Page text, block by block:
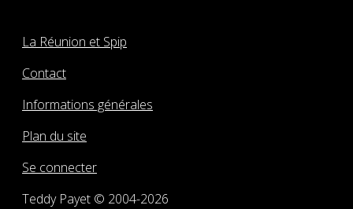
La Réunion et Spip
Contact
Informations générales
Plan du site
Se connecter
Teddy Payet © 2004-2026